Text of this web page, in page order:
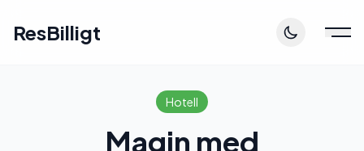
ResBilligt
Hotell
Magin med